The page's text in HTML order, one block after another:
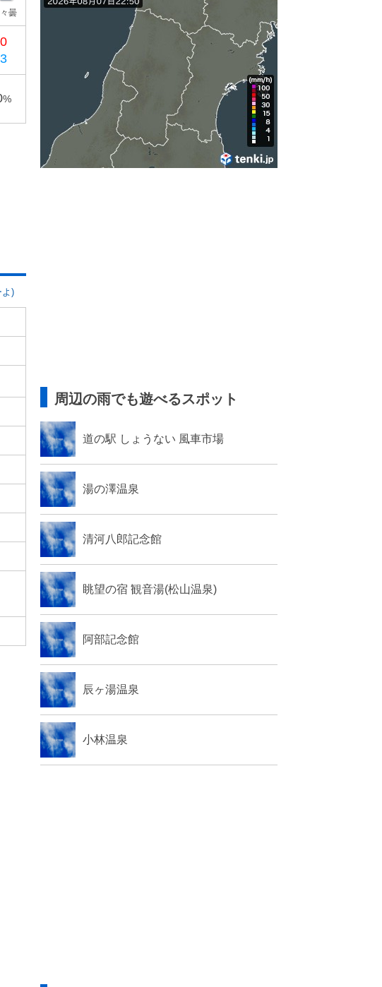
曇
%
よ)
周辺の雨でも遊べるスポット
道の駅 しょうない 風車市場
湯の澤温泉
清河八郎記念館
眺望の宿 観音湯(松山温泉)
阿部記念館
辰ヶ湯温泉
小林温泉